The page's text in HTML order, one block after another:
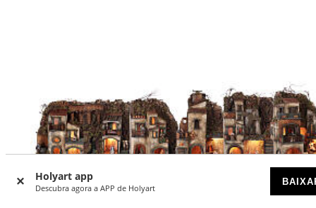
Holyart app
Descubra agora a APP de Holyart